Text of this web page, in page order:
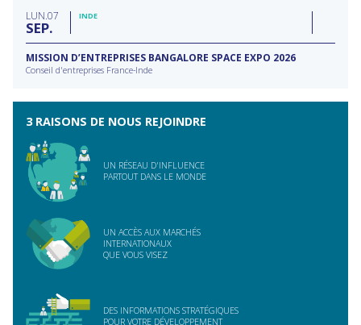
LUN 07
SEP
INDE
MISSION D’ENTREPRISES BANGALORE SPACE EXPO 2026
Conseil d'entreprises France-Inde
3 RAISONS DE NOUS REJOINDRE
UN RÉSEAU D'INFLUENCE
PARTOUT DANS LE MONDE
UN ACCÈS AUX MARCHÉS
INTERNATIONAUX
QUE VOUS VISEZ
DES INFORMATIONS STRATÉGIQUES
POUR VOTRE DÉVELOPPEMENT